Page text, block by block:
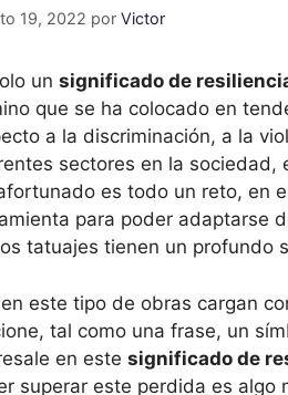
19, 2022 por Victor
un significado de
que se ha colocado en
a la discriminación, a la
sectores en la
es todo un reto, en
para poder adaptarse
tatuajes tienen un profundo
este tipo de obras cargan
tal como una frase, un
en este significado de
superar este perdida es algo